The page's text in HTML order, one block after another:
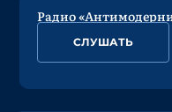
Радио
СЛУШАТЬ